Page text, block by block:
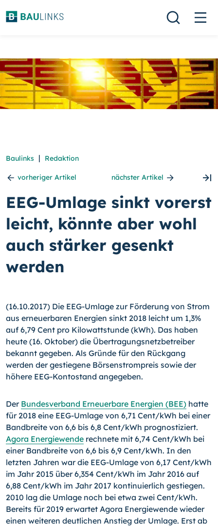
Baulinks | Redaktion
vorheriger Artikel nächster Artikel
EEG-Umlage sinkt vorerst
leicht, könnte aber wohl
auch stärker gesenkt
werden
(16.10.2017) Die EEG-Umlage zur Förderung von Strom
aus erneuerbaren Energien sinkt 2018 leicht um 1,3%
auf 6,79 Cent pro Kilowattstunde (kWh). Das haben
heute (16. Oktober) die Übertragungsnetzbetreiber
bekannt gegeben. Als Gründe für den Rückgang
werden der gestiegene Börsenstrompreis sowie der
höhere EEG-Kontostand angegeben.
Der Bundesverband Erneuerbare Energien (BEE) hatte
für 2018 eine EEG-Um­lage von 6,71 Cent/kWh bei einer
Bandbreite von 6,6 bis 6,8 Cent/kWh prog­nos­tiziert.
Agora Energiewende rechnete mit 6,74 Cent/kWh bei
einer Bandbreite von 6,6 bis 6,9 Cent/kWh. In den
letzten Jahren war die EEG-Umlage von 6,17 Cent/kWh
im Jahr 2015 über 6,354 Cent/kWh im Jahr 2016 auf
6,88 Cent/kWh im Jahr 2017 kontinuierlich gestiegen.
2010 lag die Umlage noch bei etwa zwei Cent/kWh.
Bereits für 2019 erwartet Agora Energiewende wieder
einen weiteren deutlichen Anstieg der Umlage. Erst ab